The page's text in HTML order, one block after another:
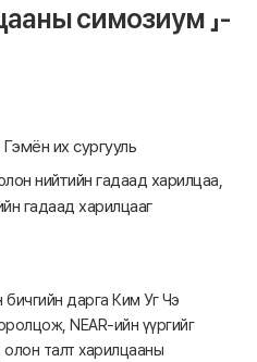
симозиум 」-
их сургууль
нийтийн гадаад харилцаа,
гадаад харилцааг
дарга Ким Уг Чэ
NEAR-ийн үүргийг
талт харилцааны